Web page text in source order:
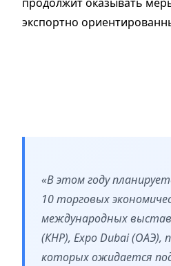
экспортно
«В этом году
10 торговых
международных
(КНР), Expo Dubai (ОАЭ),
которых ожидается